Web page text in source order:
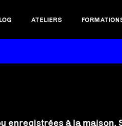
ATELIERS
enregistrées à la